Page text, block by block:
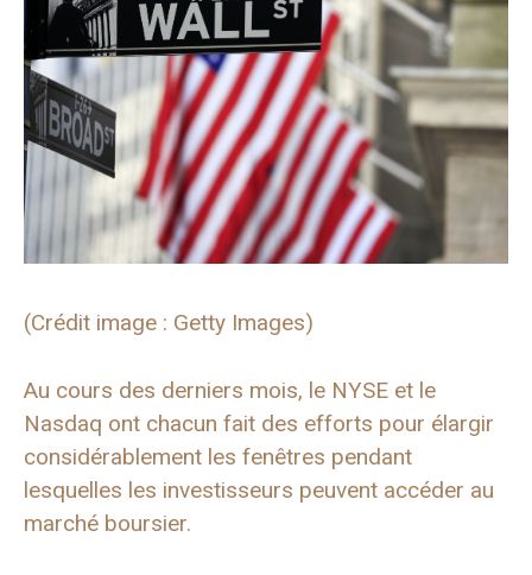
(Crédit image : Getty Images)
Au cours des derniers mois, le NYSE et le
Nasdaq ont chacun fait des efforts pour élargir
considérablement les fenêtres pendant
lesquelles les investisseurs peuvent accéder au
marché boursier.